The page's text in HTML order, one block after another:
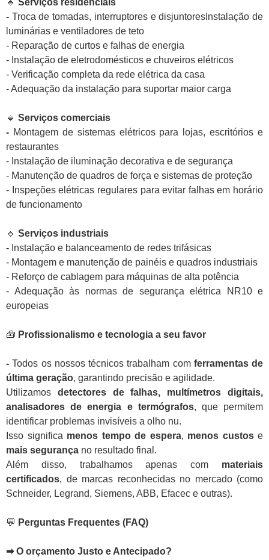
🔹 Serviços residenciais
- Troca de tomadas, interruptores e disjuntoresInstalação de
luminárias e ventiladores de teto
- Reparação de curtos e falhas de energia
- Instalação de eletrodomésticos e chuveiros elétricos
- Verificação completa da rede elétrica da casa
- Adequação da instalação para suportar maior carga
🔹 Serviços comerciais
- Montagem de sistemas elétricos para lojas, escritórios e
restaurantes
- Instalação de iluminação decorativa e de segurança
- Manutenção de quadros de força e sistemas de proteção
- Inspeções elétricas regulares para evitar falhas em horário
de funcionamento
🔹 Serviços industriais
- Instalação e balanceamento de redes trifásicas
- Montagem e manutenção de painéis e quadros industriais
- Reforço de cablagem para máquinas de alta potência
- Adequação às normas de segurança elétrica NR10 e
europeias
🧰 Profissionalismo e tecnologia a seu favor
-Todos os nossos técnicos trabalham com ferramentas de
última geração, garantindo precisão e agilidade.
Utilizamos detectores de falhas, multímetros digitais,
analisadores de energia e termógrafos, que permitem
identificar problemas invisíveis a olho nu.
Isso significa menos tempo de espera, menos custose
mais segurança no resultado final.
Além disso, trabalhamos apenas com materiais
certificados, de marcas reconhecidas no mercado (como
Schneider, Legrand, Siemens, ABB, Efacec e outras).
💬 Perguntas Frequentes (FAQ)
➡ O orçamento Justo e Antecipado?